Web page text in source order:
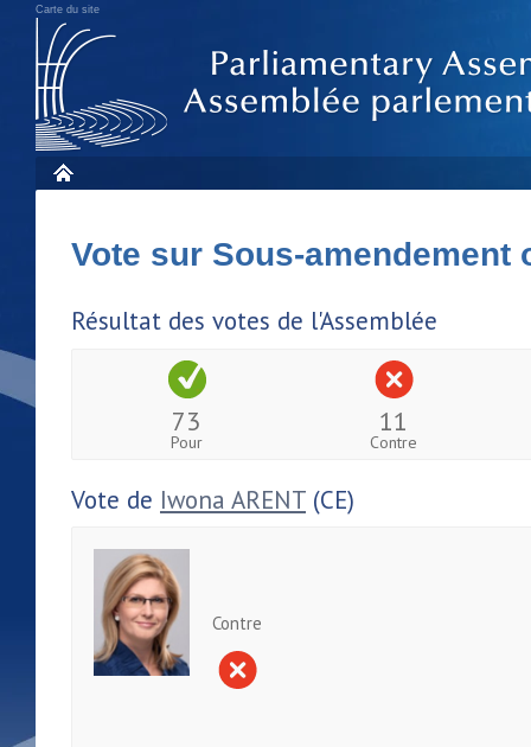
Carte du site
Vote sur Sous-amendement
Résultat des votes de l'Assemblée
73
Pour
11
Contre
Vote de Iwona ARENT (CE)
Contre